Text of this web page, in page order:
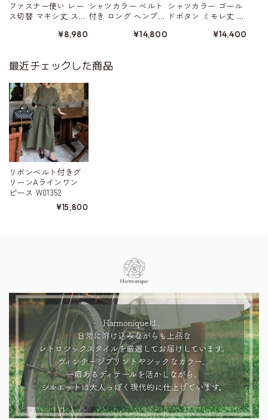
ファスナー使い レー
ス切替 マキシ丈 ス
¥8,980
シャツカラー ベルト
付き ロング ヘンプ素
¥14,800
シャツカラー ゴール
ドボタン ミモレ丈 ワ
¥14,400
最近チェックした商品
リボンベルト付きグ
リーンAラインワン
ピース W01352
¥15,800